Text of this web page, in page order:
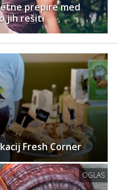
prepire med
jih rešiti
Fresh Corner
OGLAS